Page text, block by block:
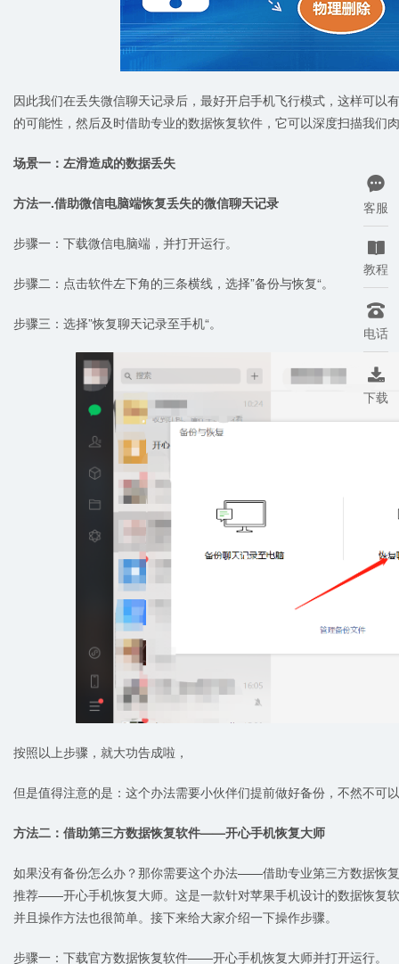
因此我们在丢失微信聊天记录后，最好开启手机飞行模式，这样可以
的可能性，然后及时借助专业的数据恢复软件，它可以深度扫描我们
场景一：左滑造成的数据丢失
方法一.借助微信电脑端恢复丢失的微信聊天记录
步骤一：下载微信电脑端，并打开运行。
步骤二：点击软件左下角的三条横线，选择”备份与恢复“。
步骤三：选择”恢复聊天记录至手机“。
按照以上步骤，就大功告成啦，
但是值得注意的是：这个办法需要小伙伴们提前做好备份，不然不可
方法二：借助第三方数据恢复软件——开心手机恢复大师
如果没有备份怎么办？那你需要这个办法——借助专业第三方数据恢
推荐——开心手机恢复大师。这是一款针对苹果手机设计的数据恢复
并且操作方法也很简单。接下来给大家介绍一下操作步骤。
步骤一：下载官方数据恢复软件——开心手机恢复大师并打开运行。

客服

教程

电话

下载